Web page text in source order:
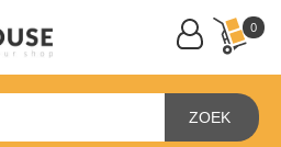
0
ZOEK